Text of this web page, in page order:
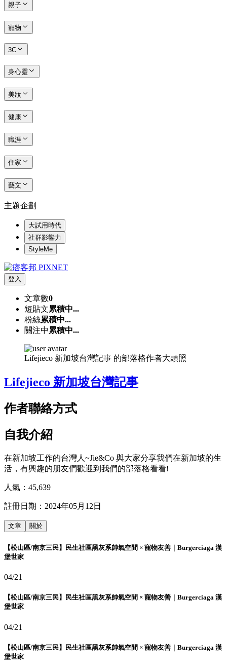
親子
寵物
3C
身心靈
美妝
健康
職涯
住家
藝文
主題企劃
大試用時代
社群影響力
StyleMe
登入
文章數0
短貼文累積中...
粉絲累積中...
關注中 累積中...
Lifejieco 新加坡台灣記事 的部落格作者大頭照
Lifejieco 新加坡台灣記事
作者聯絡方式
自我介紹
在新加坡工作的台灣人~Jie&Co 與大家分享我們在新加坡的生
活，有興趣的朋友們歡迎到我們的部落格看看!
人氣： 45,639
註冊日期： 2024年05月12日
文章 關於
【松山區/南京三民】民生社區黑灰系帥氣空間 × 寵物友善｜Burgerciaga 漢
堡世家
04/21
【松山區/南京三民】民生社區黑灰系帥氣空間 × 寵物友善｜Burgerciaga 漢
堡世家
04/21
【松山區/南京三民】民生社區黑灰系帥氣空間 × 寵物友善｜Burgerciaga 漢
堡世家